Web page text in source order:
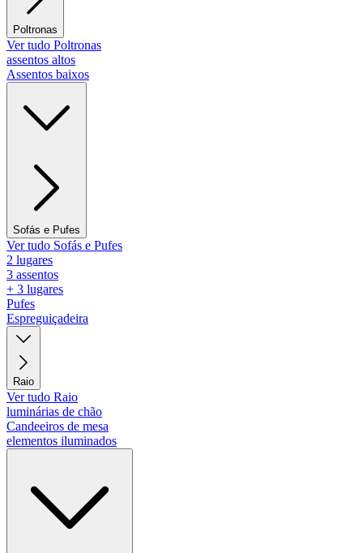
Poltronas
Ver tudo Poltronas
assentos altos
Assentos baixos
Sofás e Pufes
Ver tudo Sofás e Pufes
2 lugares
3 assentos
+ 3 lugares
Pufes
Espreguiçadeira
Raio
Ver tudo Raio
luminárias de chão
Candeeiros de mesa
elementos iluminados